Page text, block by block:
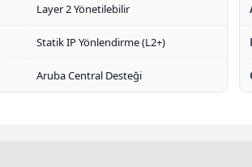
Layer 2 Yönetilebilir
Statik IP Yönlendirme (L2+)
Aruba Central Desteği